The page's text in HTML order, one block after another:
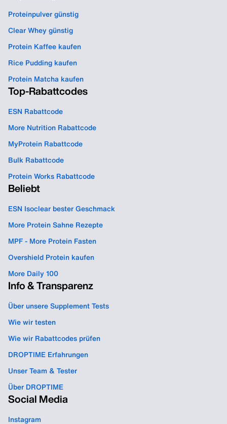
Proteinpulver günstig
Clear Whey günstig
Protein Kaffee kaufen
Rice Pudding kaufen
Protein Matcha kaufen
Top-Rabattcodes
ESN Rabattcode
More Nutrition Rabattcode
MyProtein Rabattcode
Bulk Rabattcode
Protein Works Rabattcode
Beliebt
ESN Isoclear bester Geschmack
More Protein Sahne Rezepte
MPF - More Protein Fasten
Overshield Protein kaufen
More Daily 100
Info & Transparenz
Über unsere Supplement Tests
Wie wir testen
Wie wir Rabattcodes prüfen
DROPTIME Erfahrungen
Unser Team & Tester
Über DROPTIME
Social Media
Instagram